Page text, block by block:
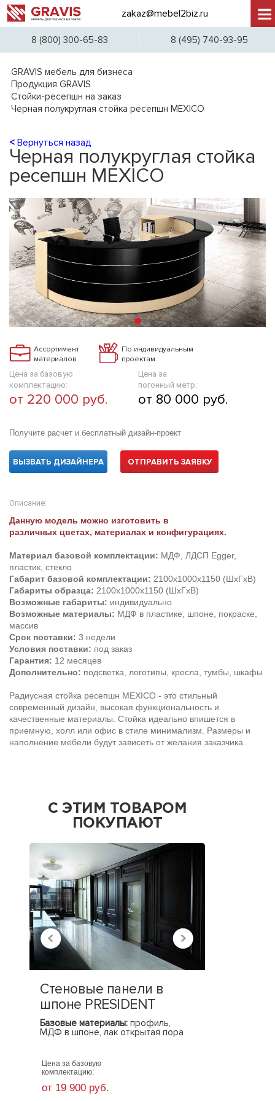
+7
zakaz@mebel2biz.ru
8 (800) 300-65-83 8 (495) 740-93-95
GRAVIS мебель для бизнеса
Продукция GRAVIS
Стойки-ресепшн на заказ
Черная полукруглая стойка ресепшн MEXICO
< Вернуться назад
Черная полукруглая стойка
ресепшн MEXICO
Ассортимент
материалов
По индивидуальным
проектам
Цена за базовую
комплектацию:
от 220 000 руб.
Цена за
погонный метр:
от 80 000 руб.
Получите расчет и бесплатный дизайн-проект
ВЫЗВАТЬ ДИЗАЙНЕРА ОТПРАВИТЬ ЗАЯВКУ
Описание:
Данную модель можно изготовить в
различных цветах, материалах и конфигурациях.
Материал базовой комплектации: МДФ, ЛДСП Egger,
пластик, стекло
Габарит базовой комплектации: 2100х1000х1150 (ШхГхВ)
Габариты образца: 2100х1000х1150 (ШхГхВ)
Возможные габариты: индивидуально
Возможные материалы: МДФ в пластике, шпоне, покраске,
массив
Срок поставки: 3 недели
Условия поставки: под заказ
Гарантия: 12 месяцев
Дополнительно: подсветка, логотипы, кресла, тумбы, шкафы
Радиусная стойка ресепшн MEXICO - это стильный
современный дизайн, высокая функциональность и
качественные материалы. Стойка идеально впишется в
приемную, холл или офис в стиле минимализм. Размеры и
наполнение мебели будут зависеть от желания заказчика.
С ЭТИМ ТОВАРОМ
ПОКУПАЮТ
Стеновые панели в
шпоне PRESIDENT
Базовые материалы: профиль,
МДФ в шпоне, лак открытая пора
Цена за базовую
комплектацию:
от 19 900 руб.